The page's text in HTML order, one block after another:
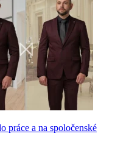
práce a na spoločenské